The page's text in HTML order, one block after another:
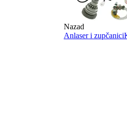
Nazad
Anlaser i zupčanici